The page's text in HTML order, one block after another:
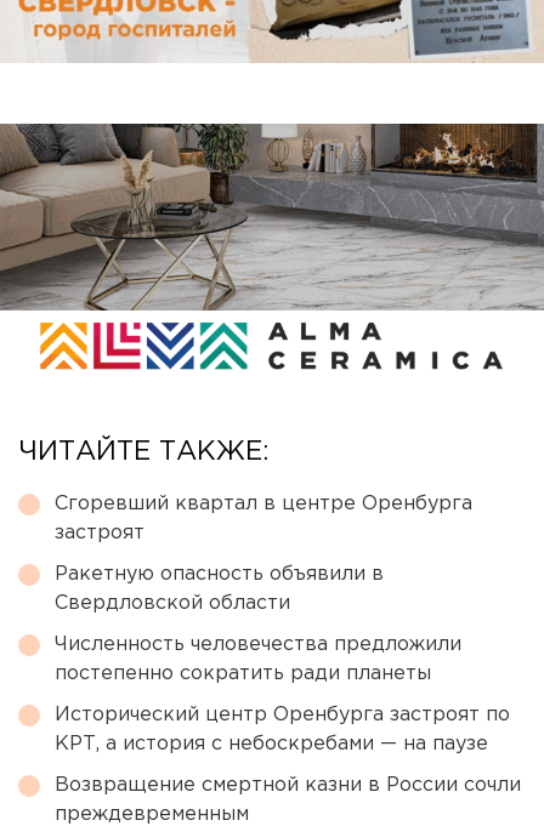
ЧИТАЙТЕ ТАКЖЕ:
Сгоревший квартал в центре Оренбурга
застроят
Ракетную опасность объявили в
Свердловской области
Численность человечества предложили
постепенно сократить ради планеты
Исторический центр Оренбурга застроят по
КРТ, а история с небоскребами — на паузе
Возвращение смертной казни в России сочли
преждевременным